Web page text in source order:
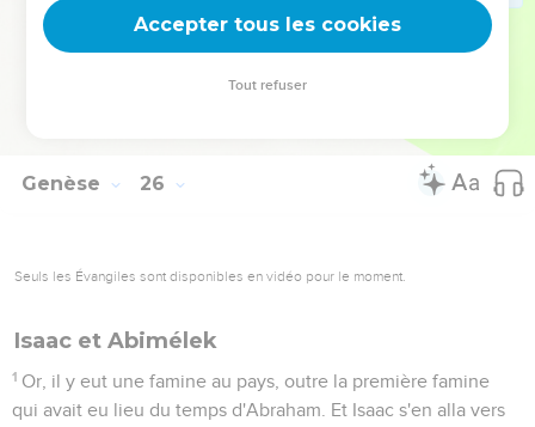
Et Jacob dit : Jure-moi d'abord. Et il lui jura ; ainsi il vendit
son droit d'aînesse à Jacob.
Et Jacob donna à Ésaü du pain et du potage de lentilles ;
Genèse 26
Seuls les Évangiles sont disponibles en vidéo pour le moment.
Isaac et Abimélek
1 Or, il y eut une famine au pays, outre la première famine
qui avait eu lieu du temps d'Abraham. Et Isaac s'en alla vers
Accepter tous les cookies
Tout refuser